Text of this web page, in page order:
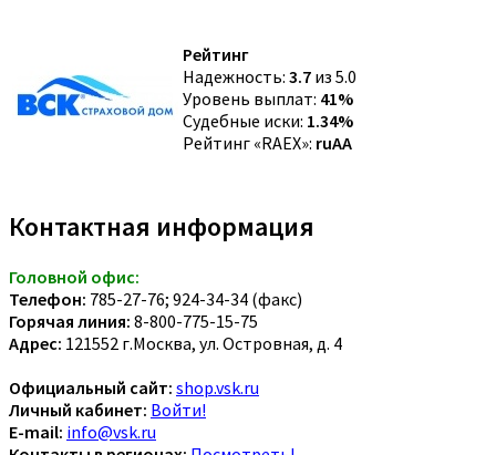
Рейтинг
Надежность: 3.7 из 5.0
Уровень выплат: 41%
Судебные иски: 1.34%
Рейтинг «RAEX»: ruAA
Контактная информация
Головной офис:
Телефон: 785-27-76; 924-34-34 (факс)
Горячая линия: 8-800-775-15-75
Адрес: 121552 г.Москва, ул. Островная, д. 4
Официальный сайт: shop.vsk.ru
Личный кабинет: Войти!
E-mail: info@vsk.ru